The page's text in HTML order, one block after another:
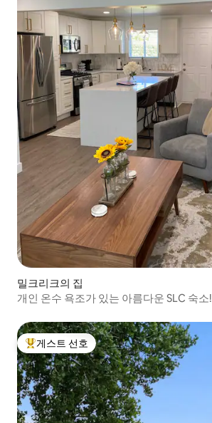
밀크리크의 집
개인 온수 욕조가 있는 아름다운 SLC 숙소!
상위 게스트 선호
게스트 선호